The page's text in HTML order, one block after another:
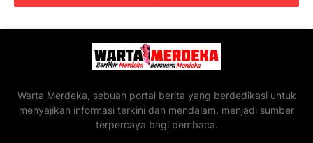
Warta Merdeka, sebuah portal berita yang berdedikasi untuk
menyajikan informasi terkini dan mendalam, menjadi sumber
terpercaya bagi pembaca.